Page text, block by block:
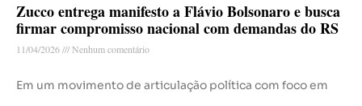
Zucco entrega manifesto a Flávio Bolsonaro e busca
firmar compromisso nacional com demandas do RS
11/04/2026 Nenhum comentário
Em um movimento de articulação política com foco em